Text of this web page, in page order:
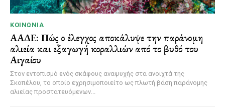
ΚΟΙΝΩΝΊΑ
ΑΑΔΕ: Πώς ο έλεγχος αποκάλυψε την παράνομη
αλιεία και εξαγωγή κοραλλιών από το βυθό του
Αιγαίου
Στον εντοπισμό ενός σκάφους αναψυχής στα ανοιχτά της
Σκοπέλου, το οποίο εχρησιμοποιείτο ως πλωτή βάση παράνομης
αλιείας προστατευόμενων...